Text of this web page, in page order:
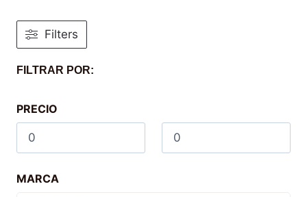
Filters
FILTRAR POR:
PRECIO
MARCA